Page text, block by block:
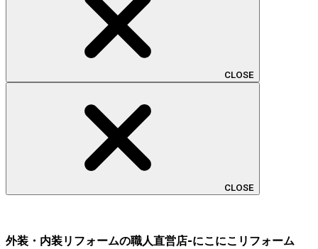
CLOSE
CLOSE
外装・内装リフォームの職人直営店-にこにこリフォーム